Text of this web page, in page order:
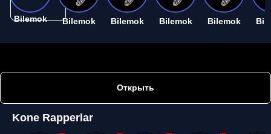
Bilemok Bilemok Bilemok Bilemok Bilemok
Открыть
Kone Rapperlar